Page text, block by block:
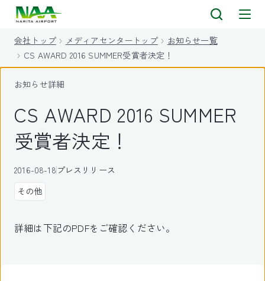
会社トップ メディアセンタートップ
お知らせ一覧
CS AWARD 2016 SUMMER受賞者決定！
お知らせ詳細
CS AWARD 2016 SUMMER
受賞者決定！
2016-08-18プレスリリース
その他
詳細は下記のPDFをご確認ください。